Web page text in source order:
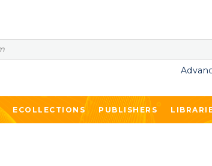
ECOLLECTIONS PUBLISHERS